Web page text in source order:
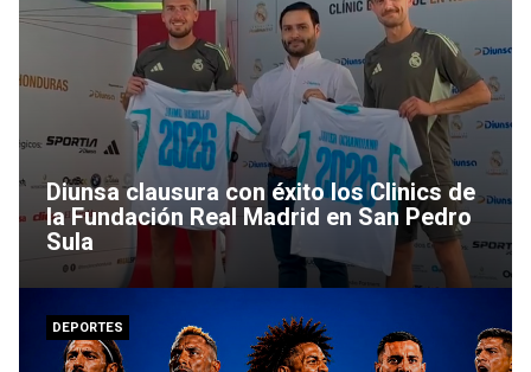
Diunsa clausura con éxito los Clinics de
la Fundación Real Madrid en San Pedro
Sula
DEPORTES